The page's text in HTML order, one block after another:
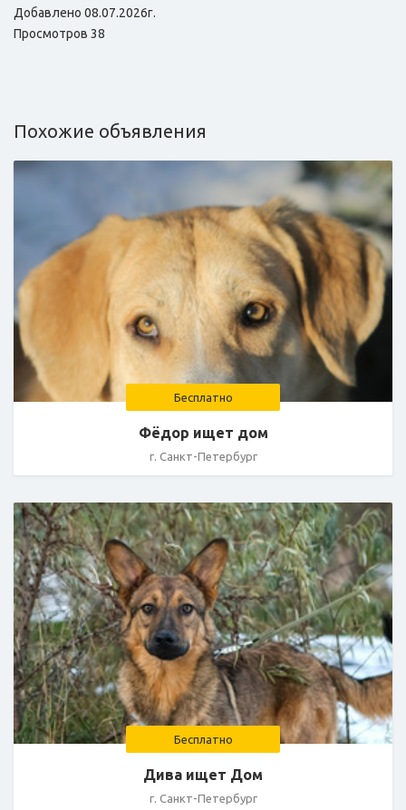
Добавлено 08.07.2026г.
Просмотров 38
Похожие объявления
Бесплатно
Фёдор ищет дом
г. Санкт-Петербург
Бесплатно
Дива ищет Дом
г. Санкт-Петербург